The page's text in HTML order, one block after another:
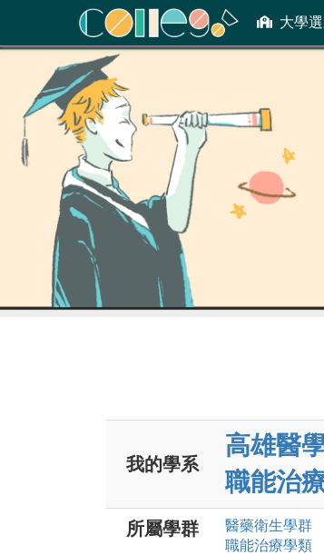
大學
ColleGo! 大學選才與高中育才輔助系統
我的學系
高雄醫
職能治
所屬學群 醫藥衛生學群
職能治療學類